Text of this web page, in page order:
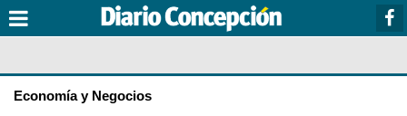
Economía y Negocios